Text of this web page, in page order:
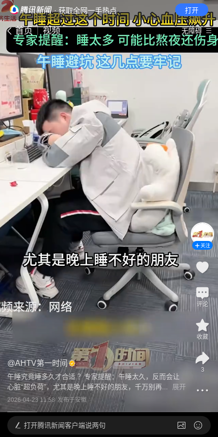
· 获取全网一手热点 打开
首页 视频 无障碍
@AHTV第一时间
午睡究竟睡多久才合适 ？专家提醒：午睡太久，反而会让
心脏“超负荷”，尤其是晚上睡不好的朋友，千万别再...
展开
2026-04-23 11:58 发布于安徽
关注
评论
收藏
3
打开腾讯新闻客户端说两句